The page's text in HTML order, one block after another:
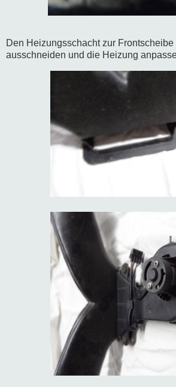
Den Heizungsschacht zur Frontscheibe
ausschneiden und die Heizung